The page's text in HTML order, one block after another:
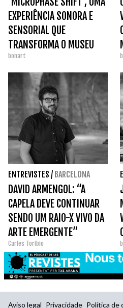
EXPERIÊNCIA SONORA E
SENSORIAL QUE
TRANSFORMA O MUSEU
TÀPIES.
bonart
ENTREVISTES / BARCELONA
DAVID ARMENGOL: “A
CAPELA DEVE CONTINUAR
SENDO UM RAIO-X VIVO DA
ARTE EMERGENTE”
Carles Toribio
Aviso legal Privacidade Política de